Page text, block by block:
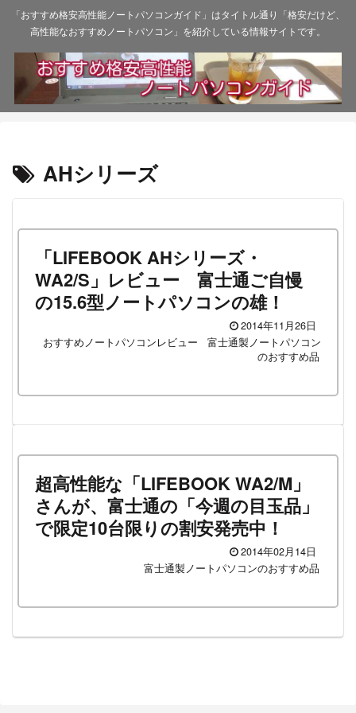
「おすすめ格安高性能ノートパソコンガイド」はタイトル通り「格安だけど、
高性能なおすすめノートパソコン」を紹介している情報サイトです。
AHシリーズ
「LIFEBOOK AHシリーズ・
WA2/S」レビュー 富士通ご自慢
の15.6型ノートパソコンの雄！
2014年11月26日
おすすめノートパソコンレビュー
富士通製ノートパソコン
のおすすめ品
超高性能な「LIFEBOOK WA2/M」
さんが、富士通の「今週の目玉品」
で限定10台限りの割安発売中！
2014年02月14日
富士通製ノートパソコンのおすすめ品